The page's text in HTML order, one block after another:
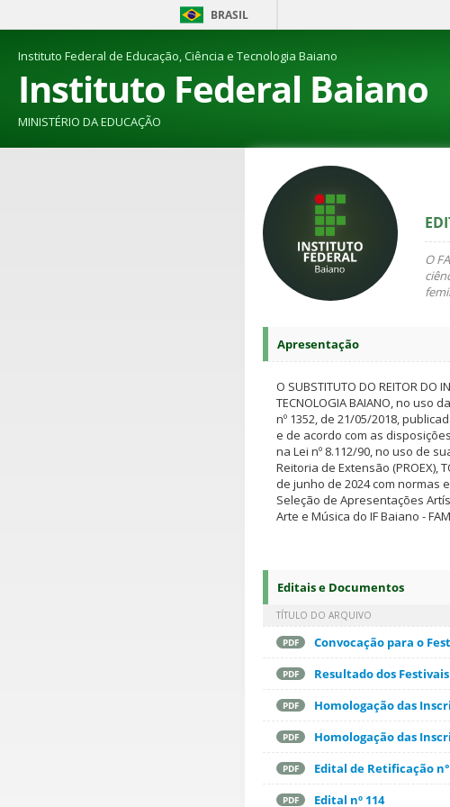
BRASIL
Instituto Federal de Educação, Ciência e Tecnologia Baiano
Instituto Federal Baiano
MINISTÉRIO DA EDUCAÇÃO
O
Apresentação
O SUBSTITUTO DO REITOR DO
TECNOLOGIA BAIANO, no
nº 1352, de 21/05/2018,
e de acordo com as
na Lei nº 8.112/90, no uso de
Reitoria de Extensão (PROEX),
de junho de 2024 com normas
Seleção de Apresentações
Arte e Música do IF Baiano -
Editais e Documentos
TÍTULO DO ARQUIVO
PDF Convocação para o
PDF Resultado dos
PDF Homologação das
PDF Homologação das
PDF Edital de Retificação n°
PDF Edital nº 114